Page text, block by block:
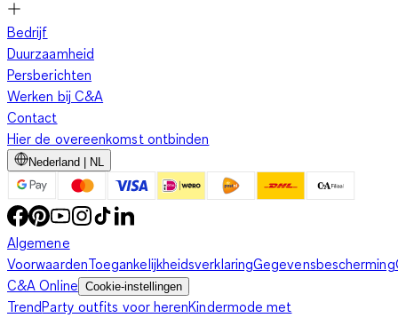
Bedrijf
Duurzaamheid
Persberichten
Werken bij C&A
Contact
Hier de overeenkomst ontbinden
Nederland | NL
Algemene
VoorwaardenToegankelijkheidsverklaringGegevensbescherming
C&A Online Cookie-instellingen
TrendParty outfits voor herenKindermode met